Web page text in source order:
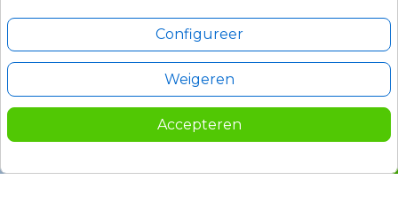
Configureer
Weigeren
Accepteren